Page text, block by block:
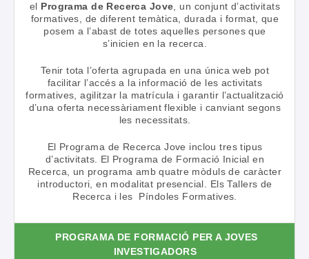
el Programa de Recerca Jove , un conjunt d’activitats
formatives, de diferent temàtica, durada i format, que
posem a l’abast de totes aquelles persones que
s’inicien en la recerca.
Tenir tota l’oferta agrupada en una única web pot
facilitar l’accés a la informació de les activitats
formatives, agilitzar la matrícula i garantir l’actualització
d’una oferta necessàriament flexible i canviant segons
les necessitats.
El Programa de Recerca Jove inclou tres tipus
d’activitats. El Programa de Formació Inicial en
Recerca, un programa amb quatre mòduls de caràcter
introductori, en modalitat presencial. Els Tallers de
Recerca i les Píndoles Formatives.
PROGRAMA DE FORMACIÓ PER A JOVES
INVESTIGADORS